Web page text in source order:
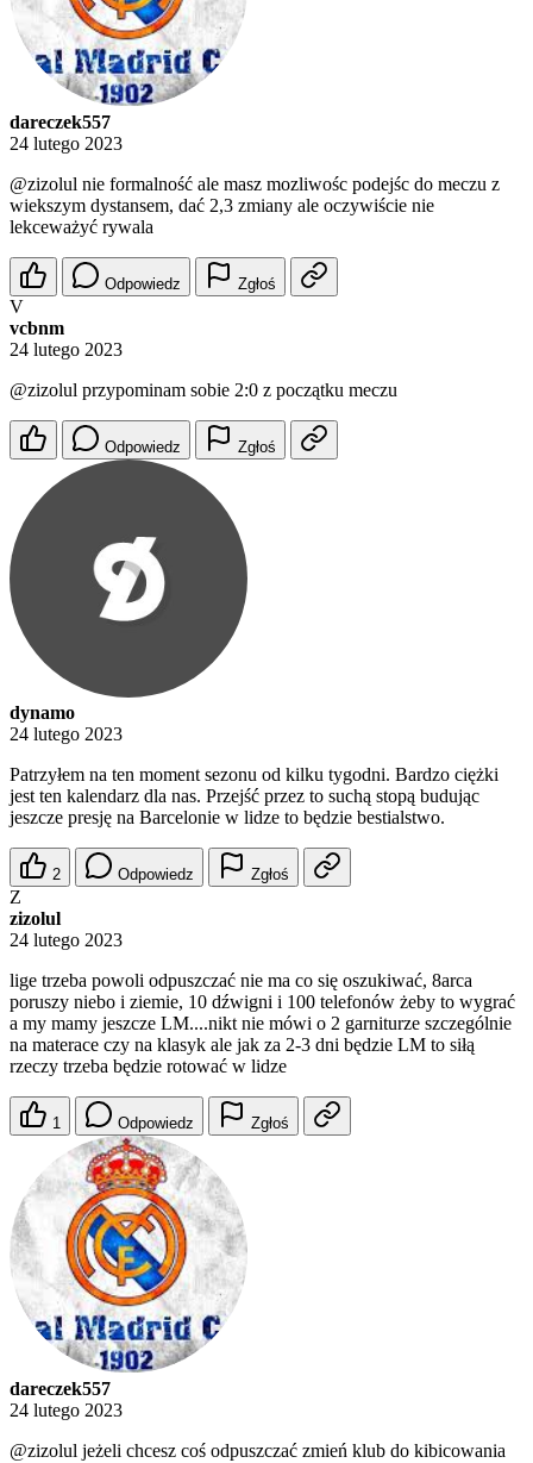
dareczek557
24 lutego 2023
@zizolul nie formalność ale masz mozliwośc podejśc do meczu z
wiekszym dystansem, dać 2,3 zmiany ale oczywiście nie
lekceważyć rywala
Odpowiedz Zgłoś
V
vcbnm
24 lutego 2023
@zizolul przypominam sobie 2:0 z początku meczu
Odpowiedz Zgłoś
dynamo
24 lutego 2023
Patrzyłem na ten moment sezonu od kilku tygodni. Bardzo ciężki
jest ten kalendarz dla nas. Przejść przez to suchą stopą budując
jeszcze presję na Barcelonie w lidze to będzie bestialstwo.
2 Odpowiedz Zgłoś
Z
zizolul
24 lutego 2023
lige trzeba powoli odpuszczać nie ma co się oszukiwać, 8arca
poruszy niebo i ziemie, 10 dźwigni i 100 telefonów żeby to wygrać
a my mamy jeszcze LM....nikt nie mówi o 2 garniturze szczególnie
na materace czy na klasyk ale jak za 2-3 dni będzie LM to siłą
rzeczy trzeba będzie rotować w lidze
1 Odpowiedz Zgłoś
dareczek557
24 lutego 2023
@zizolul jeżeli chcesz coś odpuszczać zmień klub do kibicowania